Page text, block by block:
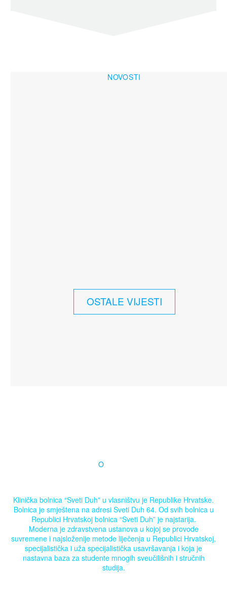
NOVOSTI
OSTALE VIJESTI
O
Klinička bolnica “Sveti Duh” u vlasništvu je Republike Hrvatske.
Bolnica je smještena na adresi Sveti Duh 64. Od svih bolnica u
Republici Hrvatskoj bolnica “Sveti Duh” je najstarija.
Moderna je zdravstvena ustanova u kojoj se provode
suvremene i najsloženije metode liječenja u Republici Hrvatskoj,
specijalistička i uža specijalistička usavršavanja i koja je
nastavna baza za studente mnogih sveučilišnih i stručnih
studija.